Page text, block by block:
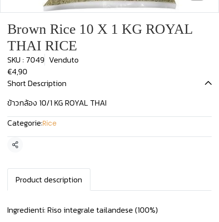
Brown Rice 10 X 1 KG ROYAL
THAI RICE
SKU : 7049 Venduto
€4,90
Short Description
ข้าวกล้อง 10/1 KG ROYAL THAI
Categorie:Rice
Condividi
Product description
Ingredienti: Riso integrale tailandese (100%)